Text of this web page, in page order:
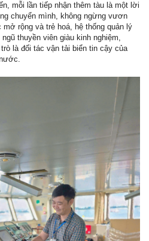
mỗi lần tiếp nhận thêm tàu là một lời
chuyển mình, không ngừng vươn
rộng và trẻ hoá, hệ thống quản lý
thuyền viên giàu kinh nghiệm,
là đối tác vận tải biển tin cậy của